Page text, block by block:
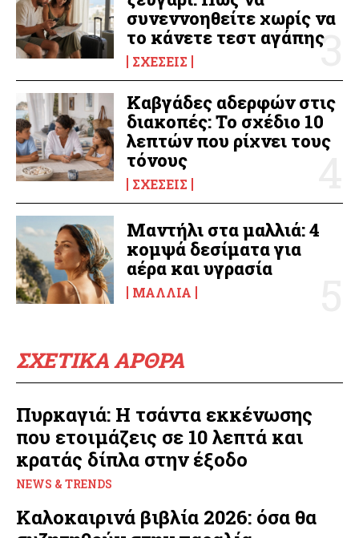
συνεννοηθείτε χωρίς να
το κάνετε τεστ αγάπης
ΣΧΈΣΕΙΣ
Καβγάδες αδερφών στις
διακοπές: Το σχέδιο 10
λεπτών που ρίχνει τους
τόνους
ΣΧΈΣΕΙΣ
Μαντήλι στα μαλλιά: 4
κομψά δεσίματα για
αέρα και υγρασία
ΜΑΛΛΙΆ
ΣΧΕΤΙΚΑ ΑΡΘΡΑ
Πυρκαγιά: Η τσάντα εκκένωσης
που ετοιμάζεις σε 10 λεπτά και
κρατάς δίπλα στην έξοδο
NEWS & TRENDS
Καλοκαιρινά βιβλία 2026: όσα θα